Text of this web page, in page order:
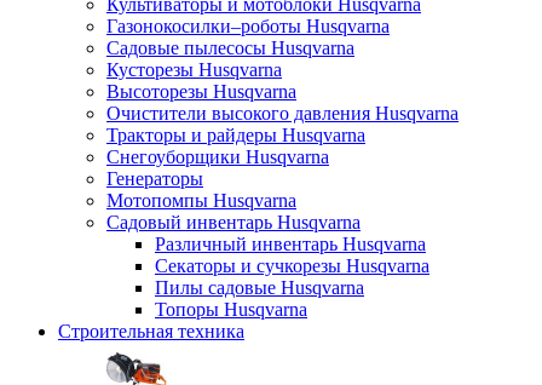
Культиваторы и мотоблоки Husqvarna
Газонокосилки–роботы Husqvarna
Садовые пылесосы Husqvarna
Кусторезы Husqvarna
Высоторезы Husqvarna
Очистители высокого давления Husqvarna
Тракторы и райдеры Husqvarna
Снегоуборщики Husqvarna
Генераторы
Мотопомпы Husqvarna
Садовый инвентарь Husqvarna
Различный инвентарь Husqvarna
Секаторы и сучкорезы Husqvarna
Пилы садовые Husqvarna
Топоры Husqvarna
Строительная техника